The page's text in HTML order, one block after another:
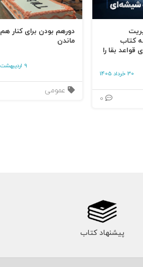
کتاب
بقا را
30 خرداد 1405
دورهم بودن برای کنار هم
ماندن
9 اردیبهشت 1405
عمومی
پیشنهاد کتاب